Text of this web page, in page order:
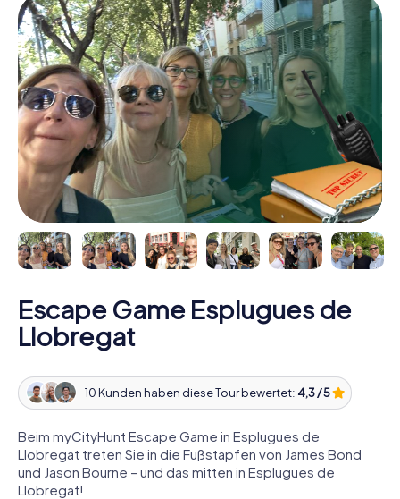
Escape Game Esplugues de
Llobregat
10 Kunden haben diese Tour bewertet: 4,3 / 5
Beim myCityHunt Escape Game in Esplugues de
Llobregat treten Sie in die Fußstapfen von James Bond
und Jason Bourne – und das mitten in Esplugues de
Llobregat!